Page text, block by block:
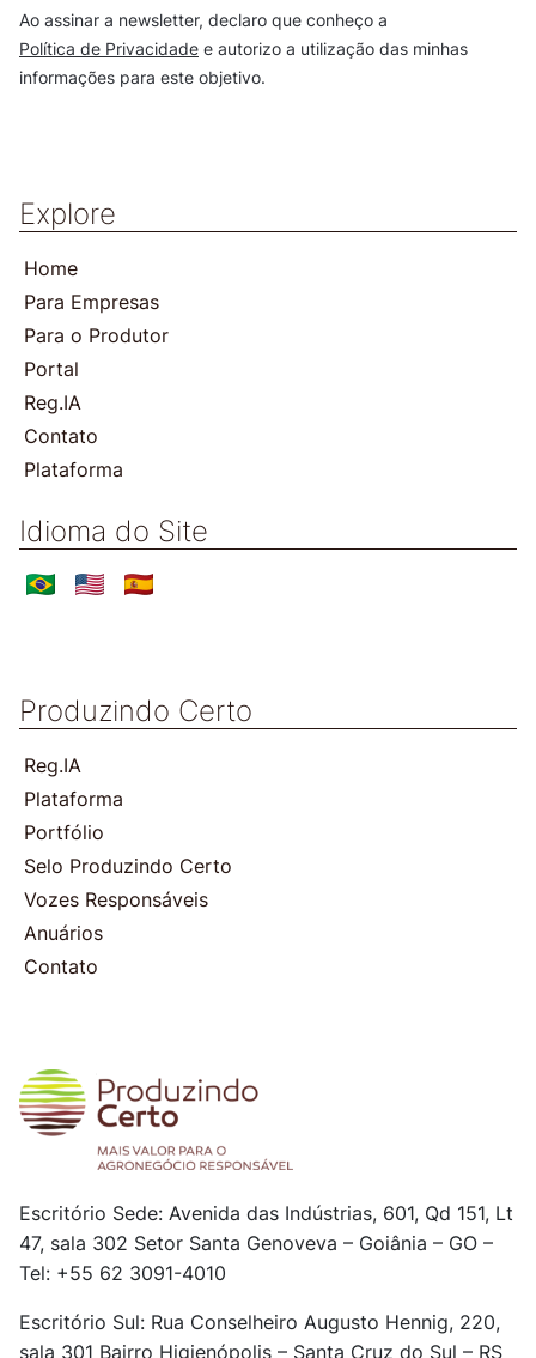
Explore
Home
Para Empresas
Para o Produtor
Portal
Reg.IA
Contato
Plataforma
Idioma do Site
Produzindo Certo
Reg.IA
Plataforma
Portfólio
Selo Produzindo Certo
Vozes Responsáveis
Anuários
Contato
Ao assinar a newsletter, declaro que conheço a
Política de Privacidade e autorizo a utilização das minhas
informações para este objetivo.
Escritório Sede: Avenida das Indústrias, 601, Qd 151, Lt
47, sala 302 Setor Santa Genoveva – Goiânia – GO –
Tel: +55 62 3091-4010
Escritório Sul: Rua Conselheiro Augusto Hennig, 220,
sala 301 Bairro Higienópolis – Santa Cruz do Sul – RS